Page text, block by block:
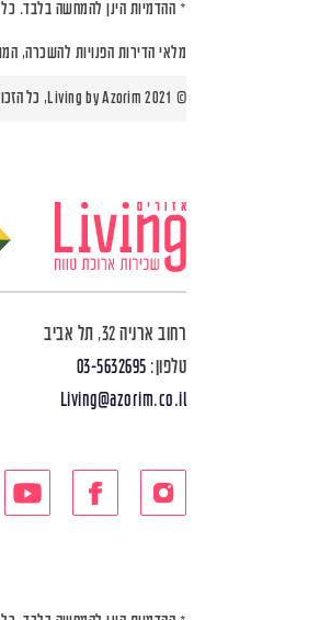
* ההדמיות הינן להמחשה בלבד.
מלאי הדירות הפנויות להשכרה,
© Living by Azorim 2021, כל הזכויות שמורות, כל התמונות, ההדמיות ותוכניות הדירות הינן להמחשה בלבד |
רחוב ארניה 32, תל אביב
טלפון: 03-5632695
Living@azorim.co.il